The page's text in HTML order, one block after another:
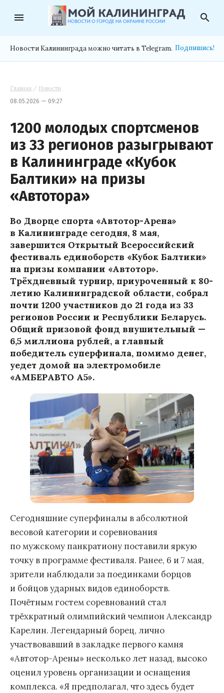
menu search
Новости Калининграда можно читать в Telegram. Подпишись!
Главная / Новости
08.05.2026 — 09:27
1200 молодых спортсменов
из 33 регионов разыгрывают
в Калининграде «Кубок
Балтики» на призы
«Автотора»
Во Дворце спорта «Автотор-Арена»
в Калининграде сегодня, 8 мая,
завершится Открытый Всероссийский
фестиваль единоборств «Кубок Балтики»
на призы компании «Автотор».
Трёхдневный турнир, приуроченный к 80-
летию Калининградской области, собрал
почти 1200 участников до 21 года из 33
регионов России и Республики Беларусь.
Общий призовой фонд внушительный —
6,5 миллиона рублей, а главный
победитель суперфинала, помимо денег,
уедет домой на электромобиле
«АМБЕРАВТО A5».
Сегодняшние суперфиналы в абсолютной
весовой категории и соревнования
по мужскому панкратиону поставили яркую
точку в программе фестиваля. Ранее, 6 и 7 мая,
зрители наблюдали за поединками борцов
и бойцов ударных видов единоборств.
Почётным гостем соревнований стал
трёхкратный олимпийский чемпион Александр
Карелин. Легендарный борец, лично
участвовавший в закладке первого камня
«Автотор-Арены» несколько лет назад, высоко
оценил уровень организации и оснащения
комплекса. «Я предполагал, что здесь будет